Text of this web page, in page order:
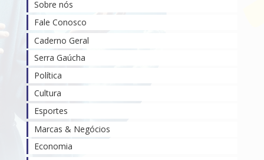
Sobre nós
Fale Conosco
Caderno Geral
Serra Gaúcha
Política
Cultura
Esportes
Marcas & Negócios
Economia